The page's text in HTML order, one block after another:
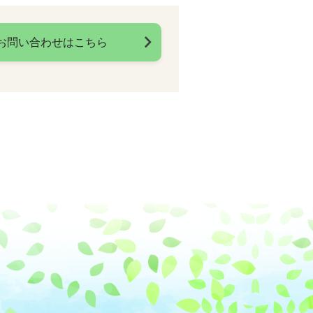
問い合わせはこちら